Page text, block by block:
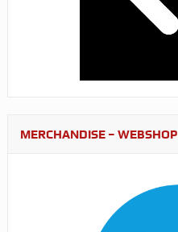
MERCHANDISE – WEBSHOP